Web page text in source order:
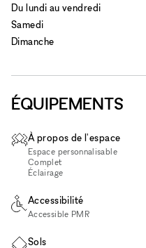
Du lundi au vendredi
Samedi
Dimanche
ÉQUIPEMENTS
À propos de l'espace
Espace personnalisable
Complet
Éclairage
Accessibilité
Accessible PMR
Sols